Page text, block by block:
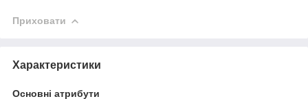
Приховати
Характеристики
Основні атрибути